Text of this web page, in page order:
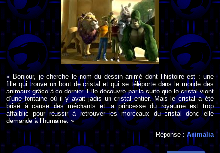
« Bonjour, je cherche le nom du dessin animé dont l’histoire est : une
fille qui trouve un bout de cristal et qui se téléporte dans le monde des
animaux grâce à ce dernier. Elle découvre par la suite que le cristal vient
d’une fontaine où il y avait jadis un cristal entier. Mais le cristal a été
brisé à cause des méchants et la princesse du royaume est trop
affaiblie pour réussir à retrouver les morceaux du cristal donc elle
demande à l’humaine. »
Réponse : Animalia